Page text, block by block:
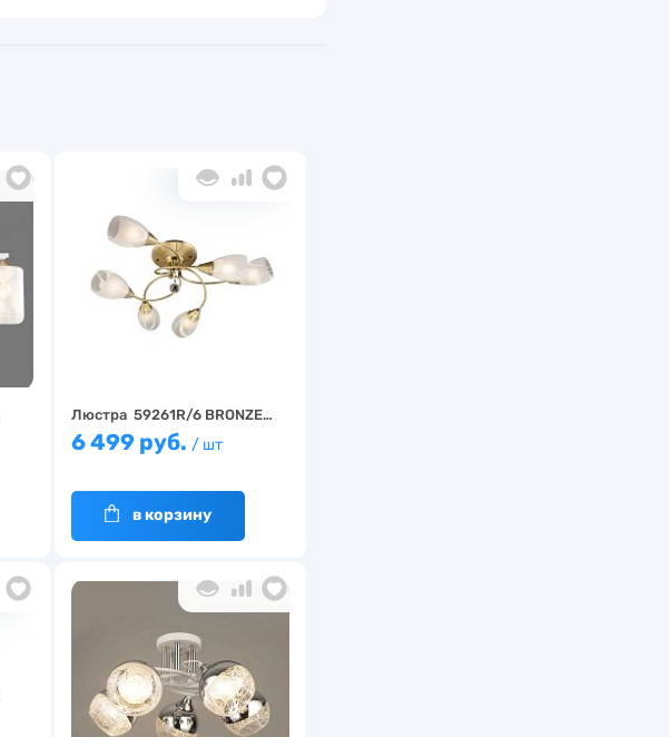
Люстра 59261R/6 BRONZE…
6 499 руб. / шт
в корзину